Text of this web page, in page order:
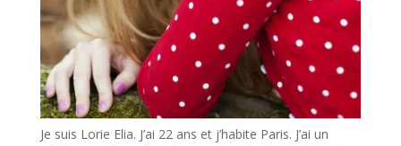
Je suis Lorie Elia. J’ai 22 ans et j’habite Paris. J’ai un